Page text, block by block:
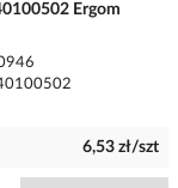
Ergom
6,53 zł/szt